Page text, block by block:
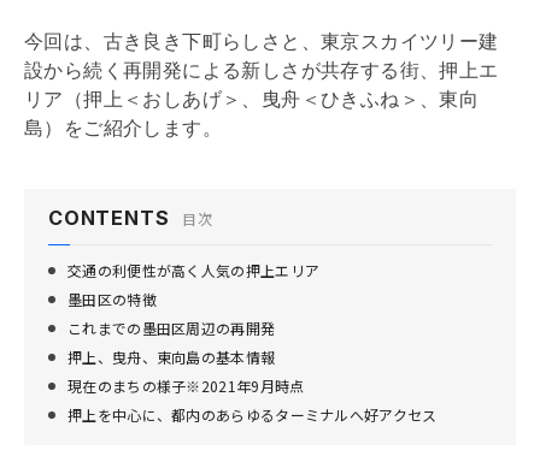
今回は、古き良き下町らしさと、東京スカイツリー建
設から続く再開発による新しさが共存する街、押上エ
リア（押上＜おしあげ＞、曳舟＜ひきふね＞、東向
島）をご紹介します。
CONTENTS 目次
交通の利便性が高く人気の押上エリア
墨田区の特徴
これまでの墨田区周辺の再開発
押上、曳舟、東向島の基本情報
現在のまちの様子※2021年9月時点
押上を中心に、都内のあらゆるターミナルへ好アクセス